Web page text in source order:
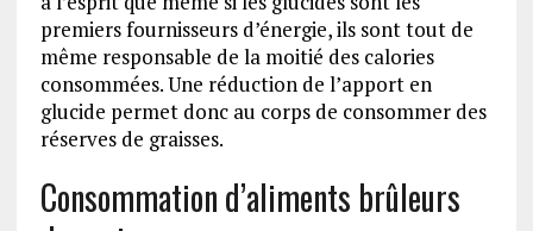
premiers fournisseurs d’énergie, ils sont tout de
même responsable de la moitié des calories
consommées. Une réduction de l’apport en
glucide permet donc au corps de consommer des
réserves de graisses.
Consommation d’aliments brûleurs